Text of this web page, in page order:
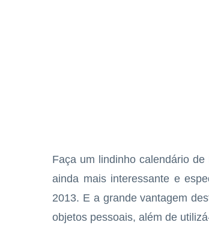
Faça um lindinho calendário
ainda mais interessante e
2013. E a grande vantagem
objetos pessoais, além de